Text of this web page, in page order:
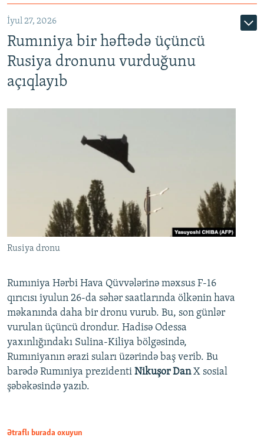
İyul 27, 2026
Rumıniya bir həftədə üçüncü
Rusiya dronunu vurduğunu
açıqlayıb
Rusiya dronu
Rumıniya Hərbi Hava Qüvvələrinə məxsus F-16
qırıcısı iyulun 26-da səhər saatlarında ölkənin hava
məkanında daha bir dronu vurub. Bu, son günlər
vurulan üçüncü drondur. Hadisə Odessa
yaxınlığındakı Sulina-Kiliya bölgəsində,
Rumıniyanın ərazi suları üzərində baş verib. Bu
barədə Rumıniya prezidenti Nikuşor DanX sosial
şəbəkəsində yazıb.
Ətraflı burada oxuyun